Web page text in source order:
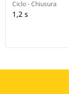
Ciclo - Chiusura
1,2 s